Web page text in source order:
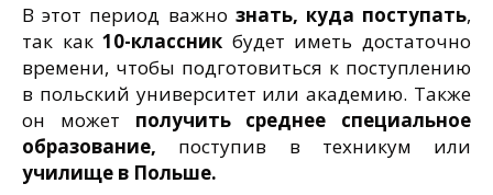
В этот период важно знать, куда поступать,
так как10-классник будет иметь достаточно
времени, чтобы подготовиться к поступлению
в польский университет или академию. Также
он может получить среднее специальное
образование, поступив в техникум или
училище в Польше.